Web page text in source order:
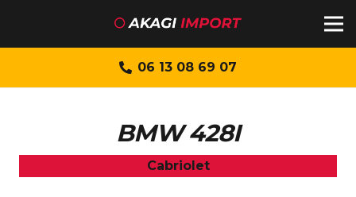
06 13 08 69 07
BMW 428I
Cabriolet